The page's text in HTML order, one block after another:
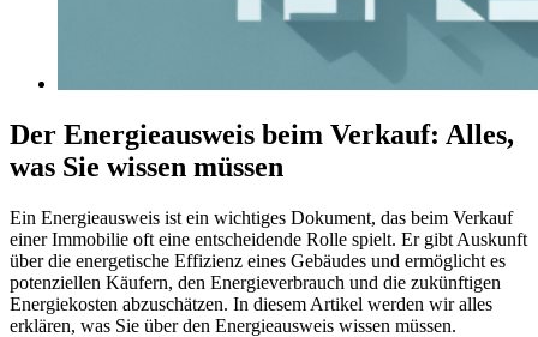
Der Energieausweis beim Verkauf: Alles,
was Sie wissen müssen
Ein Energieausweis ist ein wichtiges Dokument, das beim Verkauf
einer Immobilie oft eine entscheidende Rolle spielt. Er gibt Auskunft
über die energetische Effizienz eines Gebäudes und ermöglicht es
potenziellen Käufern, den Energieverbrauch und die zukünftigen
Energiekosten abzuschätzen. In diesem Artikel werden wir alles
erklären, was Sie über den Energieausweis wissen müssen.